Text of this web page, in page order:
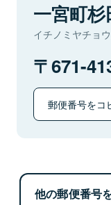
一宮町杉
イチノミヤチョ
671-
郵便番号をコ
他の郵便番号